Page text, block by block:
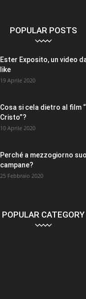
POPULAR POSTS
Ester Exposito, un video
like
19 Aprile 2020
Cosa si cela dietro al film
Cristo”?
10 Aprile 2020
Perché a mezzogiorno
campane?
25 Febbraio 2020
POPULAR CATEGORY